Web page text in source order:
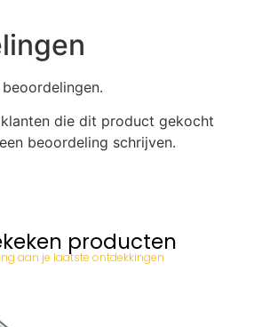
die dit product gekocht
beoordeling schrijven.
producten
aan je laatste ontdekkingen